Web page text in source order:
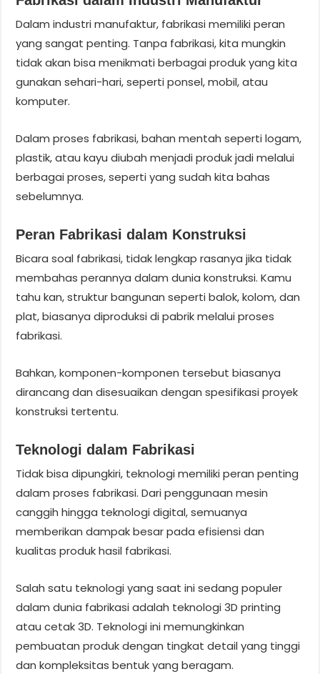
Dalam industri manufaktur, fabrikasi memiliki peran
yang sangat penting. Tanpa fabrikasi, kita mungkin
tidak akan bisa menikmati berbagai produk yang kita
gunakan sehari-hari, seperti ponsel, mobil, atau
komputer.
Dalam proses fabrikasi, bahan mentah seperti logam,
plastik, atau kayu diubah menjadi produk jadi melalui
berbagai proses, seperti yang sudah kita bahas
sebelumnya.
Peran Fabrikasi dalam Konstruksi
Bicara soal fabrikasi, tidak lengkap rasanya jika tidak
membahas perannya dalam dunia konstruksi. Kamu
tahu kan, struktur bangunan seperti balok, kolom, dan
plat, biasanya diproduksi di pabrik melalui proses
fabrikasi.
Bahkan, komponen-komponen tersebut biasanya
dirancang dan disesuaikan dengan spesifikasi proyek
konstruksi tertentu.
Teknologi dalam Fabrikasi
Tidak bisa dipungkiri, teknologi memiliki peran penting
dalam proses fabrikasi. Dari penggunaan mesin
canggih hingga teknologi digital, semuanya
memberikan dampak besar pada efisiensi dan
kualitas produk hasil fabrikasi.
Salah satu teknologi yang saat ini sedang populer
dalam dunia fabrikasi adalah teknologi 3D printing
atau cetak 3D. Teknologi ini memungkinkan
pembuatan produk dengan tingkat detail yang tinggi
dan kompleksitas bentuk yang beragam.